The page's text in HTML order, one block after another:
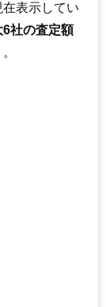
在表示してい
社の査定額